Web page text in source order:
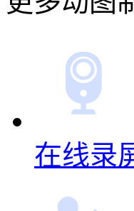
在线录